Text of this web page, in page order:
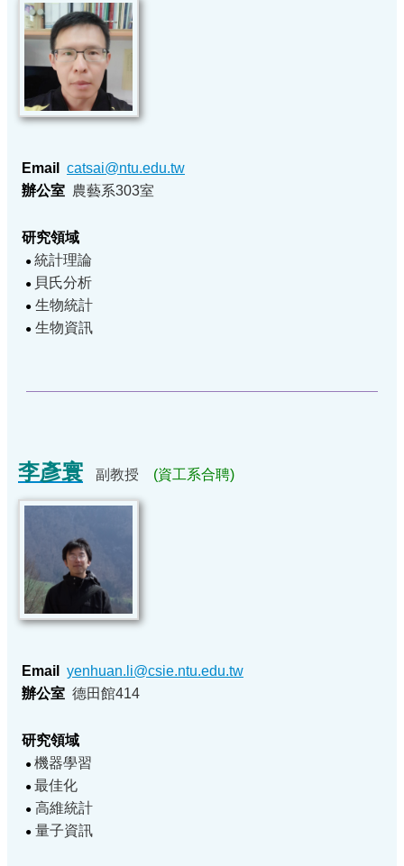
Email catsai@ntu.edu.tw
辦公室 農藝系303室
研究領域
● 統計理論
● 貝氏分析
● 生物統計
● 生物資訊
李彥寰 副教授 (資工系合聘)
Email yenhuan.li@csie.ntu.edu.tw
辦公室 德田館414
研究領域
● 機器學習
● 最佳化
● 高維統計
● 量子資訊